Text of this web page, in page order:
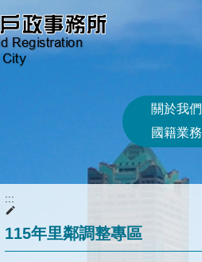
關於我們
國籍業務
:::
115年里鄰調整專區